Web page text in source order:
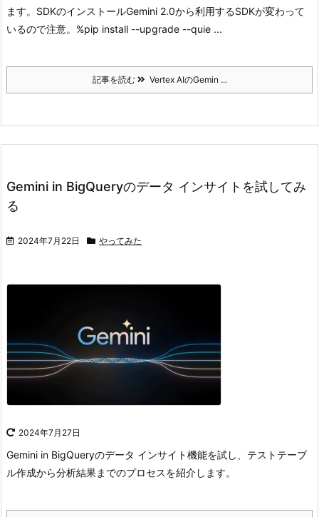
ます。 SDKのインストールGemini 2.0から利用するSDKが変わって
いるので注意。 %pip install --upgrade --quie ...
記事を読む Vertex AIのGemin ...
Gemini in BigQueryのデータ インサイトを試してみ
る
2024年7月22日 やってみた
2024年7月27日
Gemini in BigQueryのデータ インサイト機能を試し、テストテーブ
ル作成から分析結果までのプロセスを紹介します。